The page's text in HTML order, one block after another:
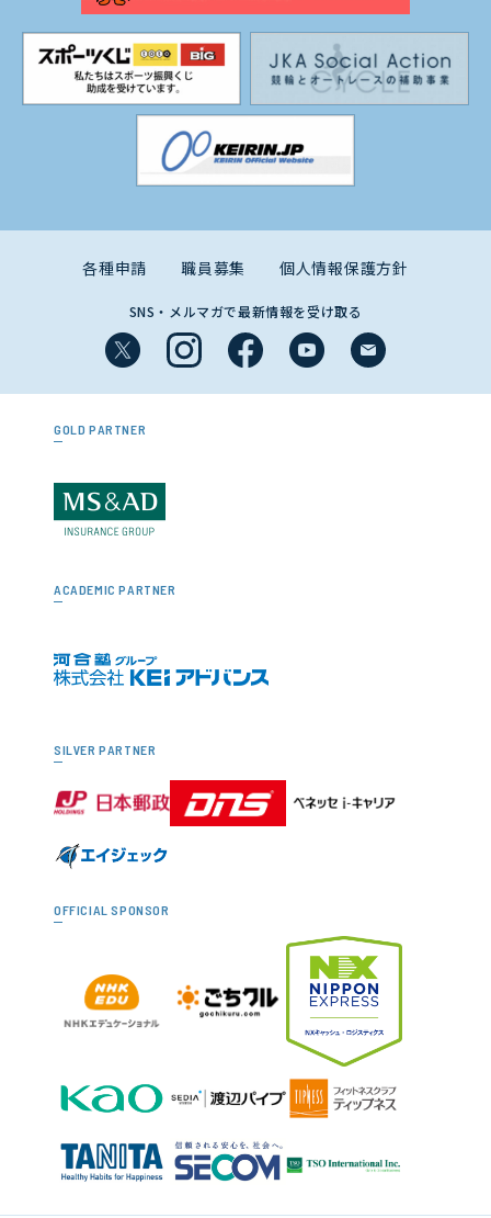
各種申請 職員募集 個人情報保護方針
SNS・メルマガで最新情報を受け取る
GOLD PARTNER
ACADEMIC PARTNER
SILVER PARTNER
OFFICIAL SPONSOR